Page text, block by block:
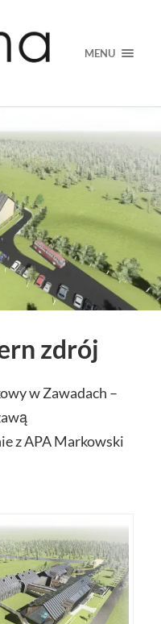
MENU
zdrój
w Zawadach –
z APA Markowski